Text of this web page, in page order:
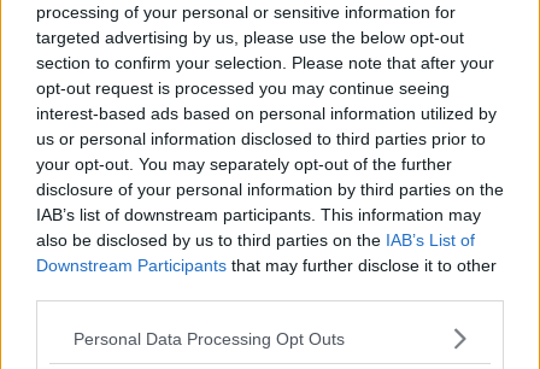
processing of your personal or sensitive information for
targeted advertising by us, please use the below opt-out
section to confirm your selection. Please note that after your
opt-out request is processed you may continue seeing
interest-based ads based on personal information utilized by
us or personal information disclosed to third parties prior to
your opt-out. You may separately opt-out of the further
disclosure of your personal information by third parties on the
IAB’s list of downstream participants. This information may
also be disclosed by us to third parties on the IAB’s List of
Downstream Participants that may further disclose it to other
Please note that this website/app uses one or more Google
Personal Data Processing Opt Outs
Nykomlingen fälls av en besvärande nackdel.
”God chans att bli ny favorit”